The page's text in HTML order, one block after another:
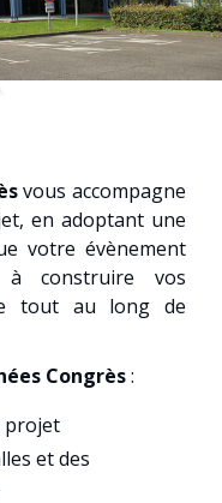
vous accompagne
en adoptant une
votre évènement
construire vos
tout au long de
Congrès:
projet
et des